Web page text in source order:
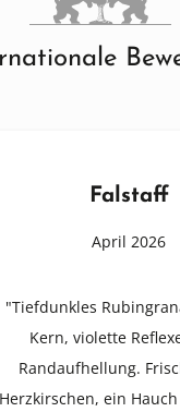
Falstaff
April 2026
Rubingranat,
Kern, violette Reflexe,
Randaufhellung. Frische,
ein Hauch